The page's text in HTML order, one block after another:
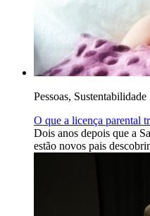
Pessoas, Sustentabilidade
O que a licença parental
Dois anos depois que a
estão novos pais